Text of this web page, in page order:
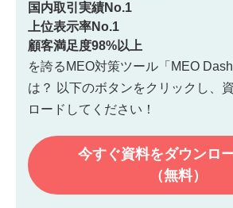
国内取引実績No.1
上位表示率No.1
顧客満足度98%以上
を誇るMEO対策ツール「MEO
は？
以下のボタンをクリックし、
ロードしてください！
今すぐ資料をダウンロ
（無料）